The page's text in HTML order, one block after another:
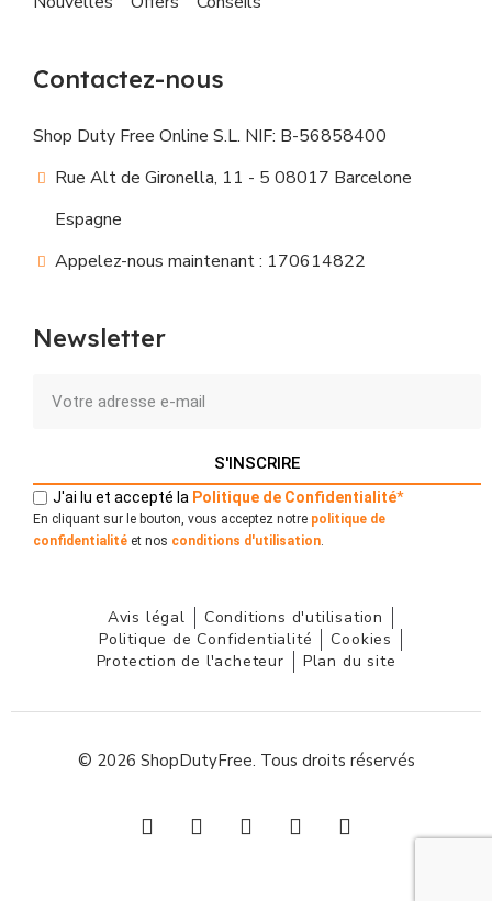
Contactez-nous
Shop Duty Free Online S.L. NIF: B-56858400
Rue Alt de Gironella, 11 - 5 08017 Barcelone
Espagne
Appelez-nous maintenant : 170614822
Newsletter
S'INSCRIRE
J'ai lu et accepté la Politique de Confidentialité*
En cliquant sur le bouton, vous acceptez notre politique de
confidentialité et nos conditions d'utilisation.
Avis légal
Conditions d'utilisation
Politique de Confidentialité
Cookies
Protection de l'acheteur
Plan du site
© 2026 ShopDutyFree. Tous droits réservés